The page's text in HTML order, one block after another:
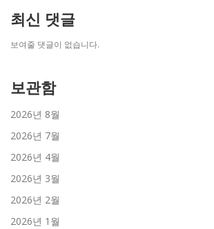
최신 댓글
보여줄 댓글이 없습니다.
보관함
2026년 8월
2026년 7월
2026년 4월
2026년 3월
2026년 2월
2026년 1월